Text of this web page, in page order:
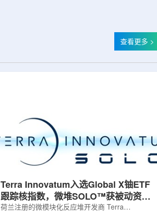
查看更多 >
Terra Innovatum入选Global X铀ETF
跟踪核指数，微堆SOLO™获被动资金
曝光
荷兰注册的微模块化反应堆开发商 Terra